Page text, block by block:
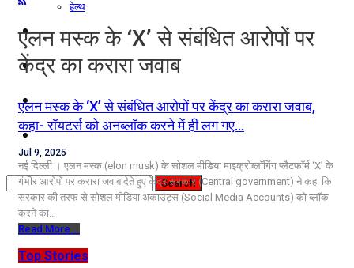
हेल्थ
क्राइम
कृषि
धर्म
विज्ञान तकनीकी
एलन मस्क के ‘X’ से संबंधित आरोपों पर
केंद्र का करारा जवाब
एलन मस्क के ‘X’ से संबंधित आरोपों पर केंद्र का करारा जवाब,
कहा- रॉयटर्स को अनब्लॉक करने में ही लग गए…
Jul 9, 2025
नई दिल्‍ली । एलन मस्क (elon musk) के सोशल मीडिया माइक्रोब्लॉगिंग प्लैटफॉर्म ‘X’ के
गंभीर आरोपों पर करारा जवाब देते हुए केंद्र सरकार (Central government) ने कहा कि
सरकार की तरफ से सोशल मीडिया अकाउंट्स (Social Media Accounts) को ब्लॉक
करने का…
Read More...
Top Stories